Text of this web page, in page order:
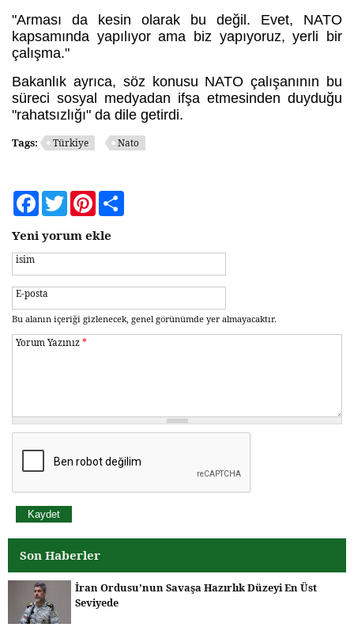
"Arması da kesin olarak bu değil. Evet, NATO
kapsamında yapılıyor ama biz yapıyoruz, yerli bir
çalışma."
Bakanlık ayrıca, söz konusu NATO çalışanının bu
süreci sosyal medyadan ifşa etmesinden duyduğu
"rahatsızlığı" da dile getirdi.
Tags: Türkiye Nato
FacebookTwitterPinterest
Yeni yorum ekle
isim
E-posta
Bu alanın içeriği gizlenecek, genel görünümde yer almayacaktır.
Yorum Yazınız*
Son Haberler
İran Ordusu’nun Savaşa Hazırlık Düzeyi En Üst
Seviyede